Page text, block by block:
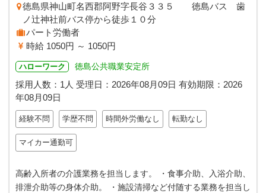
徳島県神山町名西郡阿野字長谷３３５ 徳島バス 歯
ノ辻神社前バス停から徒歩１０分
パート労働者
時給 1050円 ～ 1050円
ハローワーク 徳島公共職業安定所
採用人数：1人 受理日： 2026年08月09日 有効期限： 2026
年08月09日
経験不問 学歴不問 時間外労働なし 転勤なし
マイカー通勤可
高齢入所者の介護業務を担当します。 ・食事介助、入浴介助、
排泄介助等の身体介助。 ・施設清掃など付随する業務を担当し